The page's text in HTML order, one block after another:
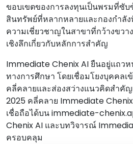
ขอบเขตของการลงทุนเป็นพรมที่ซั
สินทรัพย์ที่หลากหลายและกองกําลั
ความเชี่ยวชาญในสาขาที่กว้างขวา
เชิงลึกเกี่ยวกับหลักการสําคัญ
Immediate Chenix AI ยืนอยู่แถวห
ทางการศึกษา โดยเชื่อมโยงบุคคล
คลี่คลายและส่องสว่างแนวคิดสําคั
2025 คลี่คลาย Immediate
เชื่อถือได้บน immediate-
Chenix AI และบทวิจารณ์
ครอบคลุม